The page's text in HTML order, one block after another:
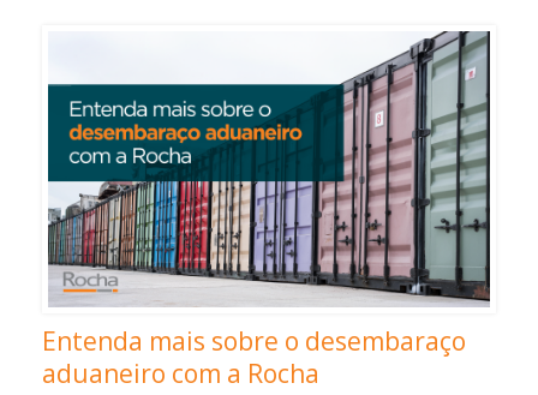
Entenda mais sobre o desembaraço
aduaneiro com a Rocha